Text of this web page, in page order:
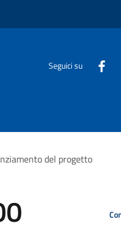
Seguici su
del progetto